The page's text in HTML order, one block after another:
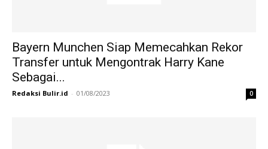
Bayern Munchen Siap Memecahkan Rekor
Transfer untuk Mengontrak Harry Kane
Sebagai...
Redaksi Bulir.id - 01/08/2023 0